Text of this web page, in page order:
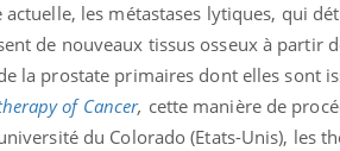
actuelle, les métastases lytiques, qui
de nouveaux tissus osseux à partir
la prostate primaires dont elles sont
of Cancer, cette manière de
du Colorado (Etats-Unis), les
à risque : ce jus
attire l'attention
chercheurs